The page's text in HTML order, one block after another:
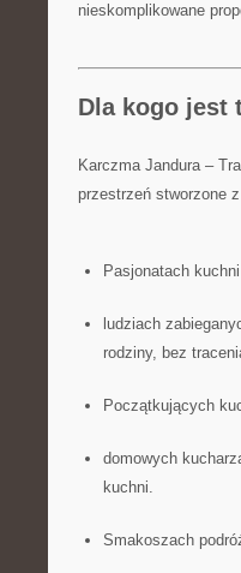
nieskomplikowane
Dla kogo jest
Karczma Jandura –
przestrzeń stworzone
Pasjonatach
ludziach
rodziny, bez
Początkujących
domowych
kuchni.
Smakoszach